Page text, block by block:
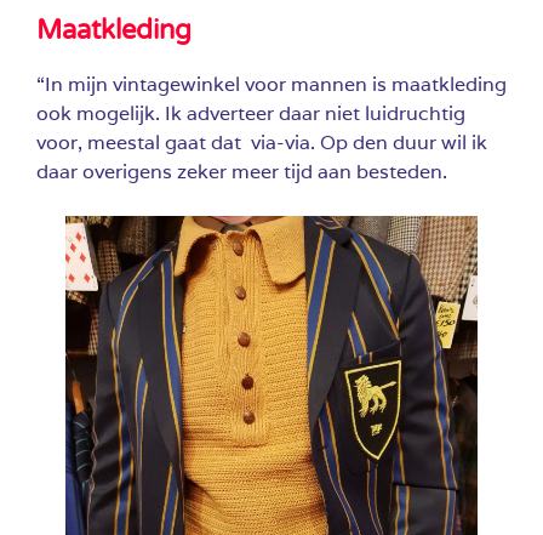
Maatkleding
“In mijn vintagewinkel voor mannen is maatkleding
ook mogelijk. Ik adverteer daar niet luidruchtig
voor, meestal gaat dat via-via. Op den duur wil ik
daar overigens zeker meer tijd aan besteden.